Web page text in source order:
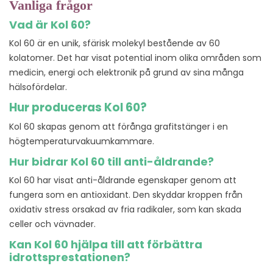
Vanliga frågor
Vad är Kol 60?
Kol 60 är en unik, sfärisk molekyl bestående av 60
kolatomer. Det har visat potential inom olika områden som
medicin, energi och elektronik på grund av sina många
hälsofördelar.
Hur produceras Kol 60?
Kol 60 skapas genom att förånga grafitstänger i en
högtemperaturvakuumkammare.
Hur bidrar Kol 60 till anti-åldrande?
Kol 60 har visat anti-åldrande egenskaper genom att
fungera som en antioxidant. Den skyddar kroppen från
oxidativ stress orsakad av fria radikaler, som kan skada
celler och vävnader.
Kan Kol 60 hjälpa till att förbättra
idrottsprestationen?